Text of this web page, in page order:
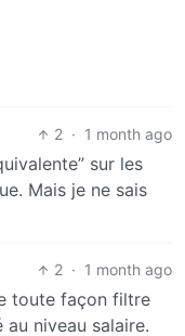
2 · 1 month ago
sur les
Mais je ne sais
2 · 1 month ago
toute façon filtre
niveau salaire.